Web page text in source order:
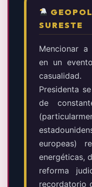
SURESTE
Mencionar a
en un
Presidenta
de
europeas)
energéticas,
reforma
recordatorio